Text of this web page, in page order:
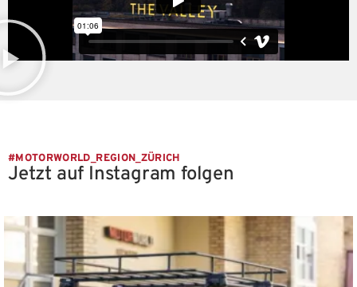
#MOTORWORLD_REGION_ZÜRICH
Jetzt auf Instagram folgen
motorworld_zuerich